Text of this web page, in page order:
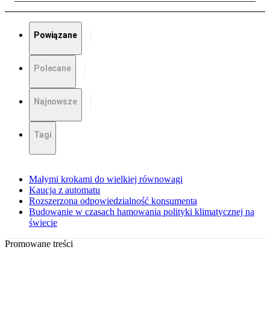
Powiązane
Polecane
Najnowsze
Tagi
Małymi krokami do wielkiej równowagi
Kaucja z automatu
Rozszerzona odpowiedzialność konsumenta
Budowanie w czasach hamowania polityki klimatycznej na
świecie
Promowane treści